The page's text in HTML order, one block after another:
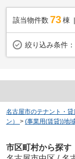
該当物件数 73棟
絞り込み条件：
名古屋市のテナント・
ン）
> (事業用(賃貸))地
市区町村から探す